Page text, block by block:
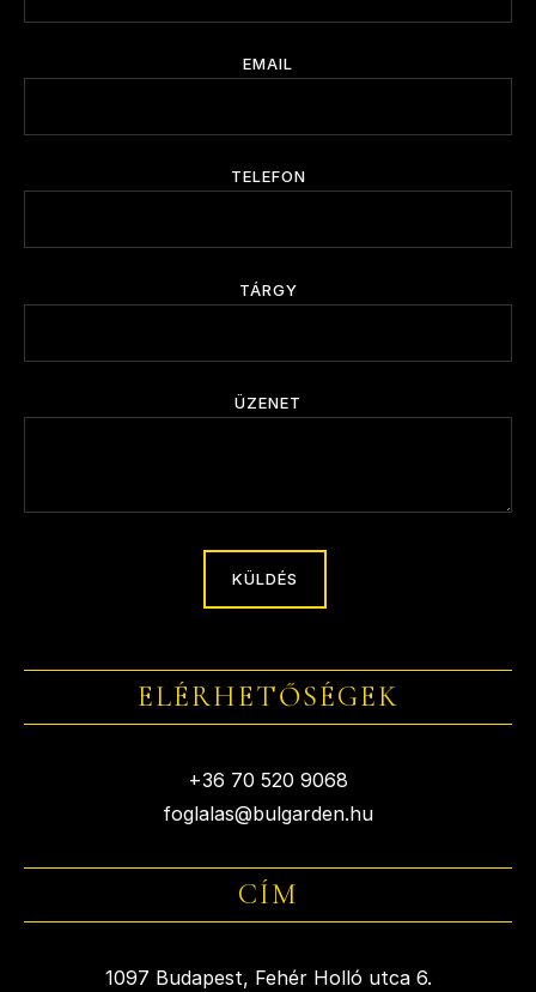
ELÉRHETŐSÉGEK
+36 70 520 9068
foglalas@bulgarden.hu
CÍM
1097 Budapest, Fehér Holló utca 6.
EMAIL
TELEFON
TÁRGY
ÜZENET